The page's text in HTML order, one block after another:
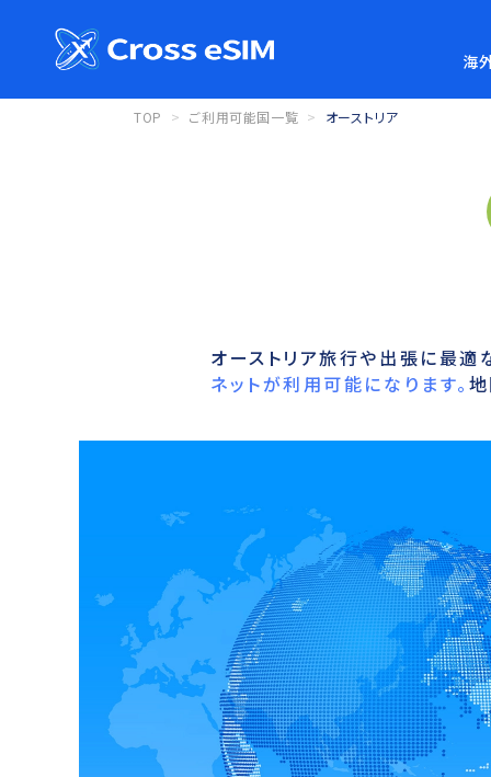
海
TOP ご利用可能国一覧 オーストリア
オーストリア旅行や出張に最適
ネットが利用可能になります。